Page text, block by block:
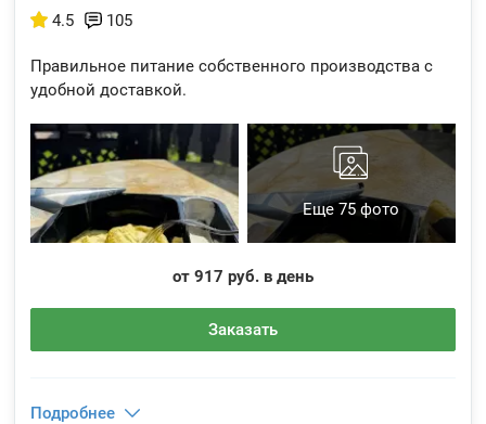
4.5
105
Правильное питание собственного производства с
удобной доставкой.
Еще 75 фото
от 917 руб. в день
Заказать
Подробнее